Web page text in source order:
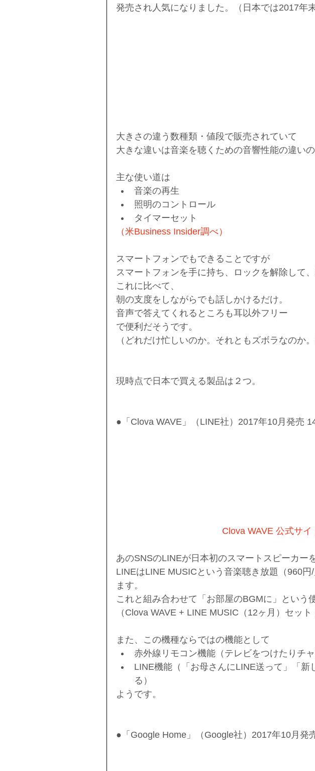
発売され人気になりました。（日本では2017年
大きさの違う数種類・値段で販売されていて
大きな違いは音楽を聴くための音響性能の違いの
主な使い道は
音楽の再生
照明のコントロール
タイマーセット
（米Business Insider調べ）
スマートフォンでもできることですが
スマートフォンを手に持ち、ロックを解除して、
これに比べて、
朝の支度をしながらでも話しかけるだけ。
音声で答えてくれるところも耳以外フリー
で便利だそうです。
（どれだけ忙しいのか。それともズボラなのか。
現時点で日本で買える製品は２つ。
●「Clova WAVE」（LINE社）2017年10月発売
Clova WAVE 公式サイ
あのSNSのLINEが日本初のスマートスピーカー
LINEはLINE MUSICという音楽聴き放題（960円
ます。
これと組み合わせて「お部屋のBGMに」という
（Clova WAVE + LINE MUSIC（12ヶ月）セット
また、この機種ならではの機能として
赤外線リモコン機能（テレビをつけたりチ
LINE機能（「お母さんにLINE送って」「新
る）
ようです。
●「Google Home」（Google社）2017年10月発